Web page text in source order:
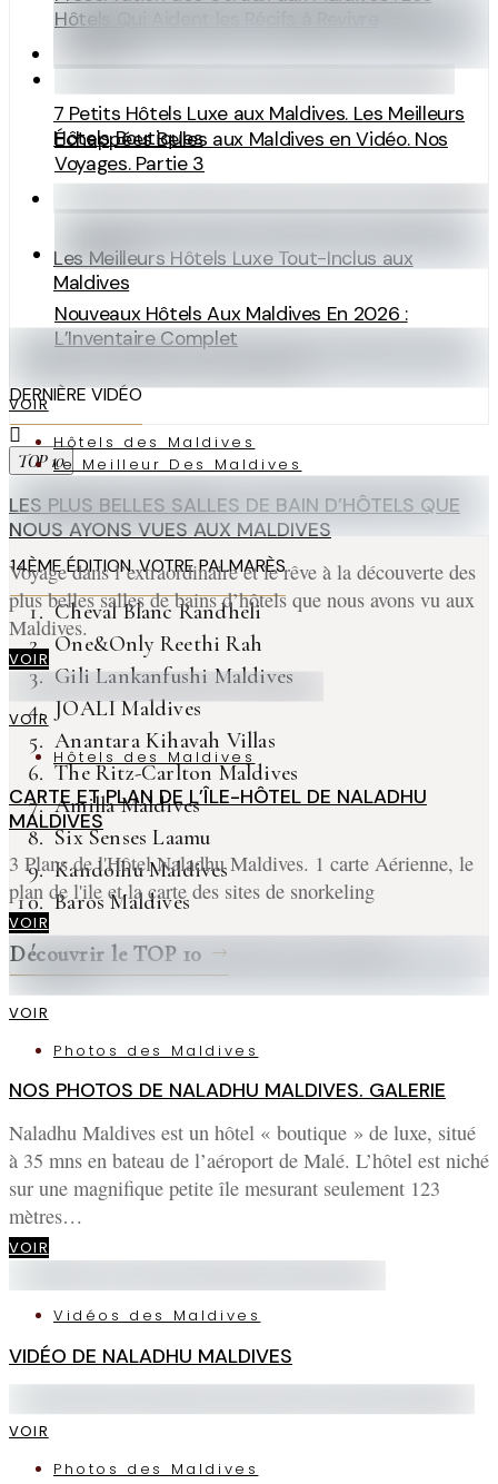
Hôtels Qui Aident les Récifs à Revivre
Échappées Belles aux Maldives en Vidéo. Nos
Voyages. Partie 3
Nouveaux Hôtels Aux Maldives En 2026 :
L’Inventaire Complet
DERNIÈRE VIDÉO
TOP 10
14ÈME ÉDITION. VOTRE PALMARÈS
Cheval Blanc Randheli
One&Only Reethi Rah
Gili Lankanfushi Maldives
JOALI Maldives
Anantara Kihavah Villas
The Ritz-Carlton Maldives
Amilla Maldives
Six Senses Laamu
Kandolhu Maldives
Baros Maldives
Découvrir le TOP 10
7 Petits Hôtels Luxe aux Maldives. Les Meilleurs
Hôtels Boutiques
Les Meilleurs Hôtels Luxe Tout-Inclus aux
Maldives
VOIR
Hôtels des Maldives
Le Meilleur Des Maldives
LES PLUS BELLES SALLES DE BAIN D’HÔTELS QUE
NOUS AYONS VUES AUX MALDIVES
Voyage dans l’extraordinaire et le rêve à la découverte des
plus belles salles de bains d’hôtels que nous avons vu aux
Maldives.
VOIR
VOIR
Hôtels des Maldives
CARTE ET PLAN DE L’ÎLE-HÔTEL DE NALADHU
MALDIVES
3 Plans de l'Hôtel Naladhu Maldives. 1 carte Aérienne, le
plan de l'ile et la carte des sites de snorkeling
VOIR
VOIR
Photos des Maldives
NOS PHOTOS DE NALADHU MALDIVES. GALERIE
Naladhu Maldives est un hôtel « boutique » de luxe, situé
à 35 mns en bateau de l’aéroport de Malé. L’hôtel est niché
sur une magnifique petite île mesurant seulement 123
mètres…
VOIR
Vidéos des Maldives
VIDÉO DE NALADHU MALDIVES
VOIR
Photos des Maldives